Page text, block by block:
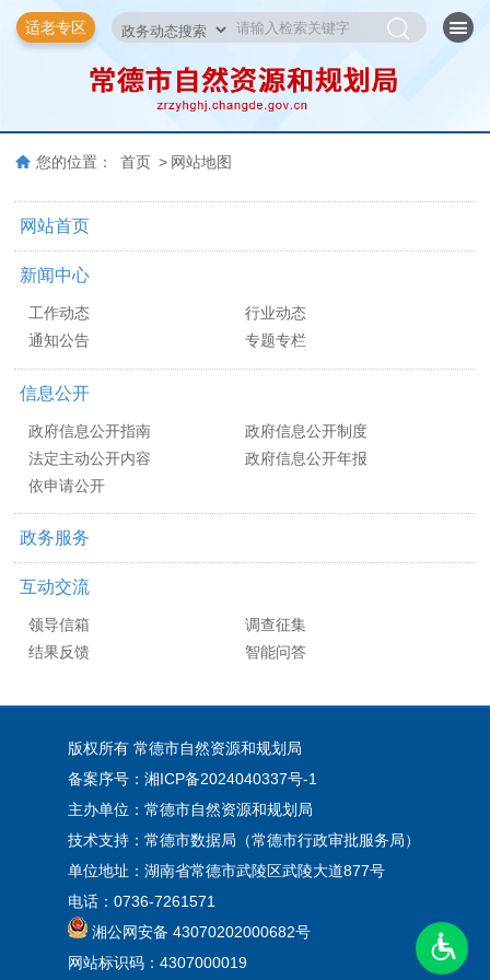
适老专区
您的位置： 首页 > 网站地图
网站首页
新闻中心
工作动态
行业动态
通知公告
专题专栏
信息公开
政府信息公开指南
政府信息公开制度
法定主动公开内容
政府信息公开年报
依申请公开
政务服务
互动交流
领导信箱
调查征集
结果反馈
智能问答
版权所有 常德市自然资源和规划局
备案序号：湘ICP备2024040337号-1
主办单位：常德市自然资源和规划局
技术支持：常德市数据局（常德市行政审批服务局）
单位地址：湖南省常德市武陵区武陵大道877号
电话：0736-7261571
湘公网安备 43070202000682号
网站标识码：4307000019